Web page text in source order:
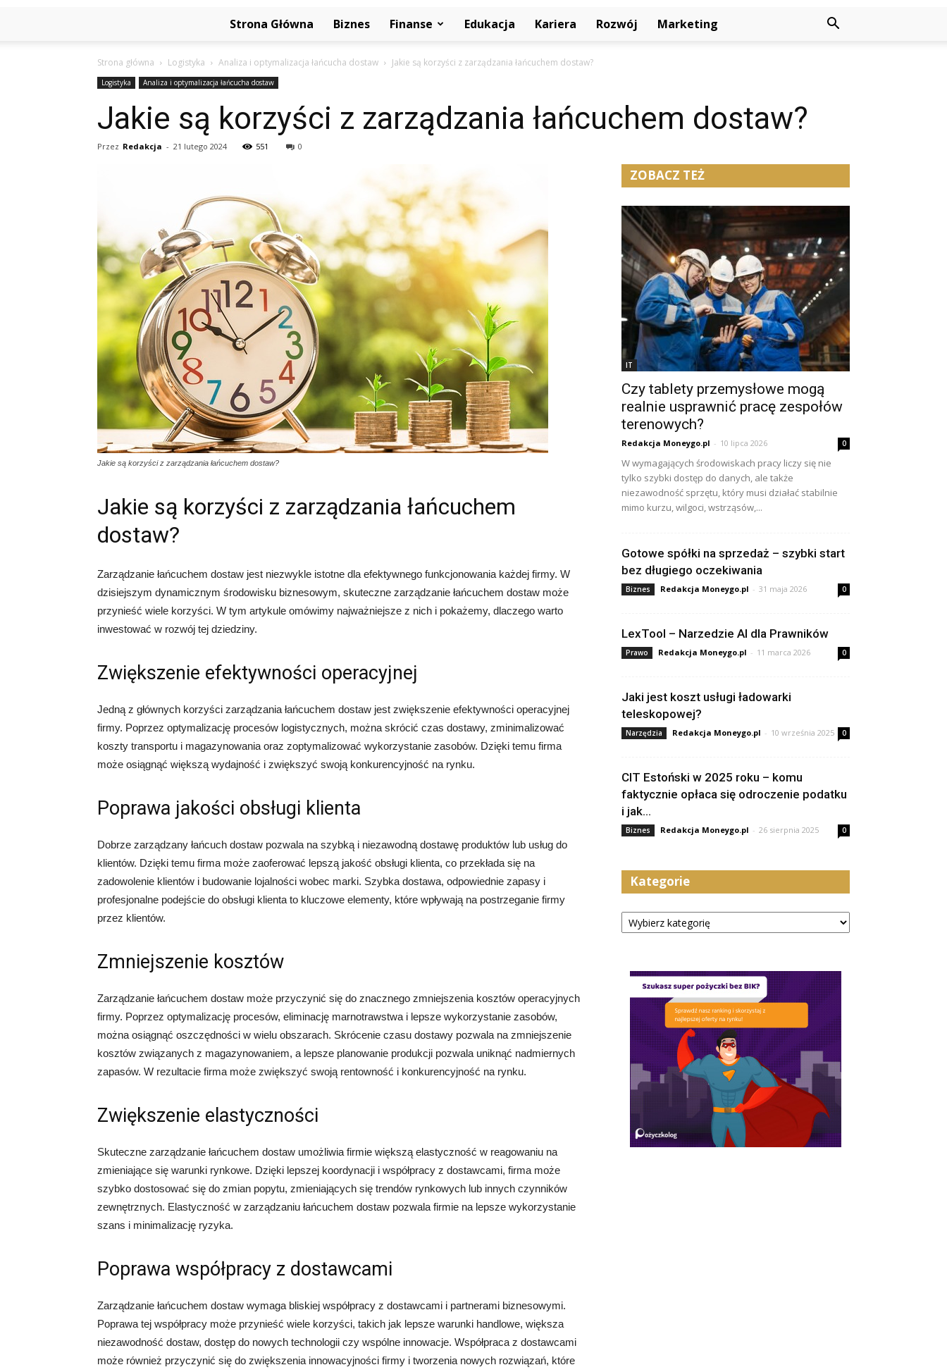
Strona Główna Biznes Finanse Edukacja Kariera Rozwój Marketing
Strona główna Logistyka Analiza i optymalizacja łańcucha dostaw Jakie są korzyści z zarządzania łańcuchem dostaw?
Logistyka Analiza i optymalizacja łańcucha dostaw
Jakie są korzyści z zarządzania łańcuchem dostaw?
Przez Redakcja - 21 lutego 2024 551 0
Jakie są korzyści z zarządzania łańcuchem dostaw?
Jakie są korzyści z zarządzania łańcuchem
dostaw?
Zarządzanie łańcuchem dostaw jest niezwykle istotne dla efektywnego funkcjonowania każdej firmy. W
dzisiejszym dynamicznym środowisku biznesowym, skuteczne zarządzanie łańcuchem dostaw może
przynieść wiele korzyści. W tym artykule omówimy najważniejsze z nich i pokażemy, dlaczego warto
inwestować w rozwój tej dziedziny.
Zwiększenie efektywności operacyjnej
Jedną z głównych korzyści zarządzania łańcuchem dostaw jest zwiększenie efektywności operacyjnej
firmy. Poprzez optymalizację procesów logistycznych, można skrócić czas dostawy, zminimalizować
koszty transportu i magazynowania oraz zoptymalizować wykorzystanie zasobów. Dzięki temu firma
może osiągnąć większą wydajność i zwiększyć swoją konkurencyjność na rynku.
Poprawa jakości obsługi klienta
Dobrze zarządzany łańcuch dostaw pozwala na szybką i niezawodną dostawę produktów lub usług do
klientów. Dzięki temu firma może zaoferować lepszą jakość obsługi klienta, co przekłada się na
zadowolenie klientów i budowanie lojalności wobec marki. Szybka dostawa, odpowiednie zapasy i
profesjonalne podejście do obsługi klienta to kluczowe elementy, które wpływają na postrzeganie firmy
przez klientów.
Zmniejszenie kosztów
Zarządzanie łańcuchem dostaw może przyczynić się do znacznego zmniejszenia kosztów operacyjnych
firmy. Poprzez optymalizację procesów, eliminację marnotrawstwa i lepsze wykorzystanie zasobów,
można osiągnąć oszczędności w wielu obszarach. Skrócenie czasu dostawy pozwala na zmniejszenie
kosztów związanych z magazynowaniem, a lepsze planowanie produkcji pozwala uniknąć nadmiernych
zapasów. W rezultacie firma może zwiększyć swoją rentowność i konkurencyjność na rynku.
Zwiększenie elastyczności
Skuteczne zarządzanie łańcuchem dostaw umożliwia firmie większą elastyczność w reagowaniu na
zmieniające się warunki rynkowe. Dzięki lepszej koordynacji i współpracy z dostawcami, firma może
szybko dostosować się do zmian popytu, zmieniających się trendów rynkowych lub innych czynników
zewnętrznych. Elastyczność w zarządzaniu łańcuchem dostaw pozwala firmie na lepsze wykorzystanie
szans i minimalizację ryzyka.
Poprawa współpracy z dostawcami
Zarządzanie łańcuchem dostaw wymaga bliskiej współpracy z dostawcami i partnerami biznesowymi.
Poprawa tej współpracy może przynieść wiele korzyści, takich jak lepsze warunki handlowe, większa
niezawodność dostaw, dostęp do nowych technologii czy wspólne innowacje. Współpraca z dostawcami
może również przyczynić się do zwiększenia innowacyjności firmy i tworzenia nowych rozwiązań, które
ZOBACZ TEŻ
IT
Czy tablety przemysłowe mogą
realnie usprawnić pracę zespołów
terenowych?
Redakcja Moneygo.pl - 10 lipca 2026 0
W wymagających środowiskach pracy liczy się nie
tylko szybki dostęp do danych, ale także
niezawodność sprzętu, który musi działać stabilnie
mimo kurzu, wilgoci, wstrząsów,...
Gotowe spółki na sprzedaż – szybki start
bez długiego oczekiwania
Biznes Redakcja Moneygo.pl - 31 maja 2026 0
LexTool – Narzedzie AI dla Prawników
Prawo Redakcja Moneygo.pl - 11 marca 2026 0
Jaki jest koszt usługi ładowarki
teleskopowej?
Narzędzia Redakcja Moneygo.pl - 10 września 2025 0
CIT Estoński w 2025 roku – komu
faktycznie opłaca się odroczenie podatku
i jak...
Biznes Redakcja Moneygo.pl - 26 sierpnia 2025 0
Kategorie
Kategorie